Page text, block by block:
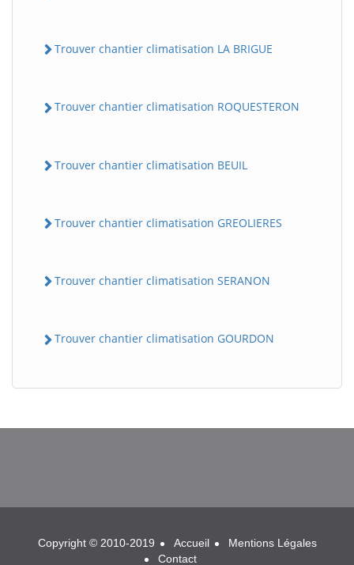
Trouver chantier climatisation LA BRIGUE
Trouver chantier climatisation ROQUESTERON
Trouver chantier climatisation BEUIL
Trouver chantier climatisation GREOLIERES
Trouver chantier climatisation SERANON
Trouver chantier climatisation GOURDON
BatiWebPro
Copyright © 2010-2019 Accueil
Mentions Légales
Contact